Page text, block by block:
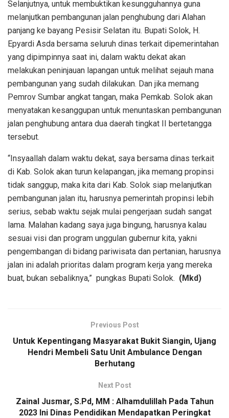
Selanjutnya, untuk membuktikan kesungguhannya guna
melanjutkan pembangunan jalan penghubung dari Alahan
panjang ke bayang Pesisir Selatan itu. Bupati Solok, H.
Epyardi Asda bersama seluruh dinas terkait dipemerintahan
yang dipimpinnya saat ini, dalam waktu dekat akan
melakukan peninjauan lapangan untuk melihat sejauh mana
pembangunan yang sudah dilakukan. Dan jika memang
Pemrov Sumbar angkat tangan, maka Pemkab. Solok akan
menyatakan kesanggupan untuk menuntaskan pembangunan
jalan penghubung antara dua daerah tingkat II bertetangga
tersebut.
“Insyaallah dalam waktu dekat, saya bersama dinas terkait
di Kab. Solok akan turun kelapangan, jika memang propinsi
tidak sanggup, maka kita dari Kab. Solok siap melanjutkan
pembangunan jalan itu, harusnya pemerintah propinsi lebih
serius, sebab waktu sejak mulai pengerjaan sudah sangat
lama. Malahan kadang saya juga bingung, harusnya kalau
sesuai visi dan program unggulan gubernur kita, yakni
pengembangan di bidang pariwisata dan pertanian, harusnya
jalan ini adalah prioritas dalam program kerja yang mereka
buat, bukan sebaliknya,” pungkas Bupati Solok. (Mkd)
Previous Post
Untuk Kepentingang Masyarakat Bukit Siangin, Ujang
Hendri Membeli Satu Unit Ambulance Dengan
Berhutang
Next Post
Zainal Jusmar, S.Pd, MM : Alhamdulillah Pada Tahun
2023 Ini Dinas Pendidikan Mendapatkan Peringkat